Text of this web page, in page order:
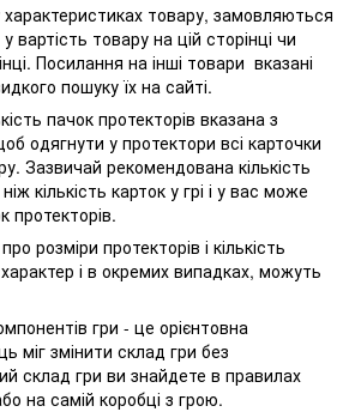
характеристиках товару, замовляються
вартість товару на цій сторінці чи
Посилання на інші товари вказані
пошуку їх на сайті.
пачок протекторів вказана з
одягнути у протектори всі карточки
Зазвичай рекомендована кількість
кількість карток у грі і у вас може
протекторів.
розміри протекторів і кількість
і в окремих випадках, можуть
гри - це орієнтовна
міг змінити склад гри без
склад гри ви знайдете в правилах
на самій коробці з грою.